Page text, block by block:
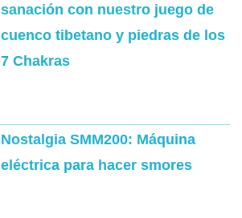
sanación con nuestro juego de
cuenco tibetano y piedras de los
7 Chakras
Nostalgia SMM200: Máquina
eléctrica para hacer smores